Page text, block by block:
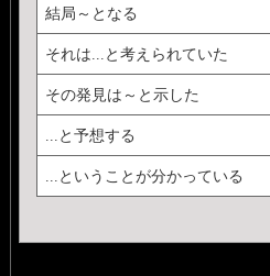
ここ
なので
そして
メモ
そうす
がんば
（英検
結局～となる
それは...と考えられていた
その発見は～と示した
...と予想する
...ということが分かっている